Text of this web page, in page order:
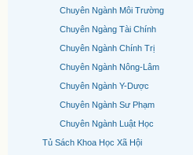
Chuyên Ngành Môi Trường
Chuyên Ngàng Tài Chính
Chuyên Ngành Chính Trị
Chuyên Ngành Nông-Lâm
Chuyên Ngành Y-Dược
Chuyên Ngành Sư Phạm
Chuyên Ngành Luật Học
Tủ Sách Khoa Học Xã Hội